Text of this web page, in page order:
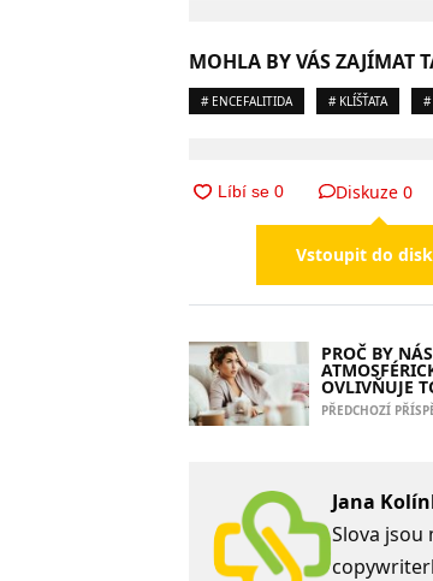
MOHLA BY VÁS ZAJÍMAT
# ENCEFALITIDA # KLÍŠŤATA #
Diskuze 0
Vstoupit do
PROČ BY
OVLIVŇUJE
PŘEDCHOZÍ
Jana
Slova